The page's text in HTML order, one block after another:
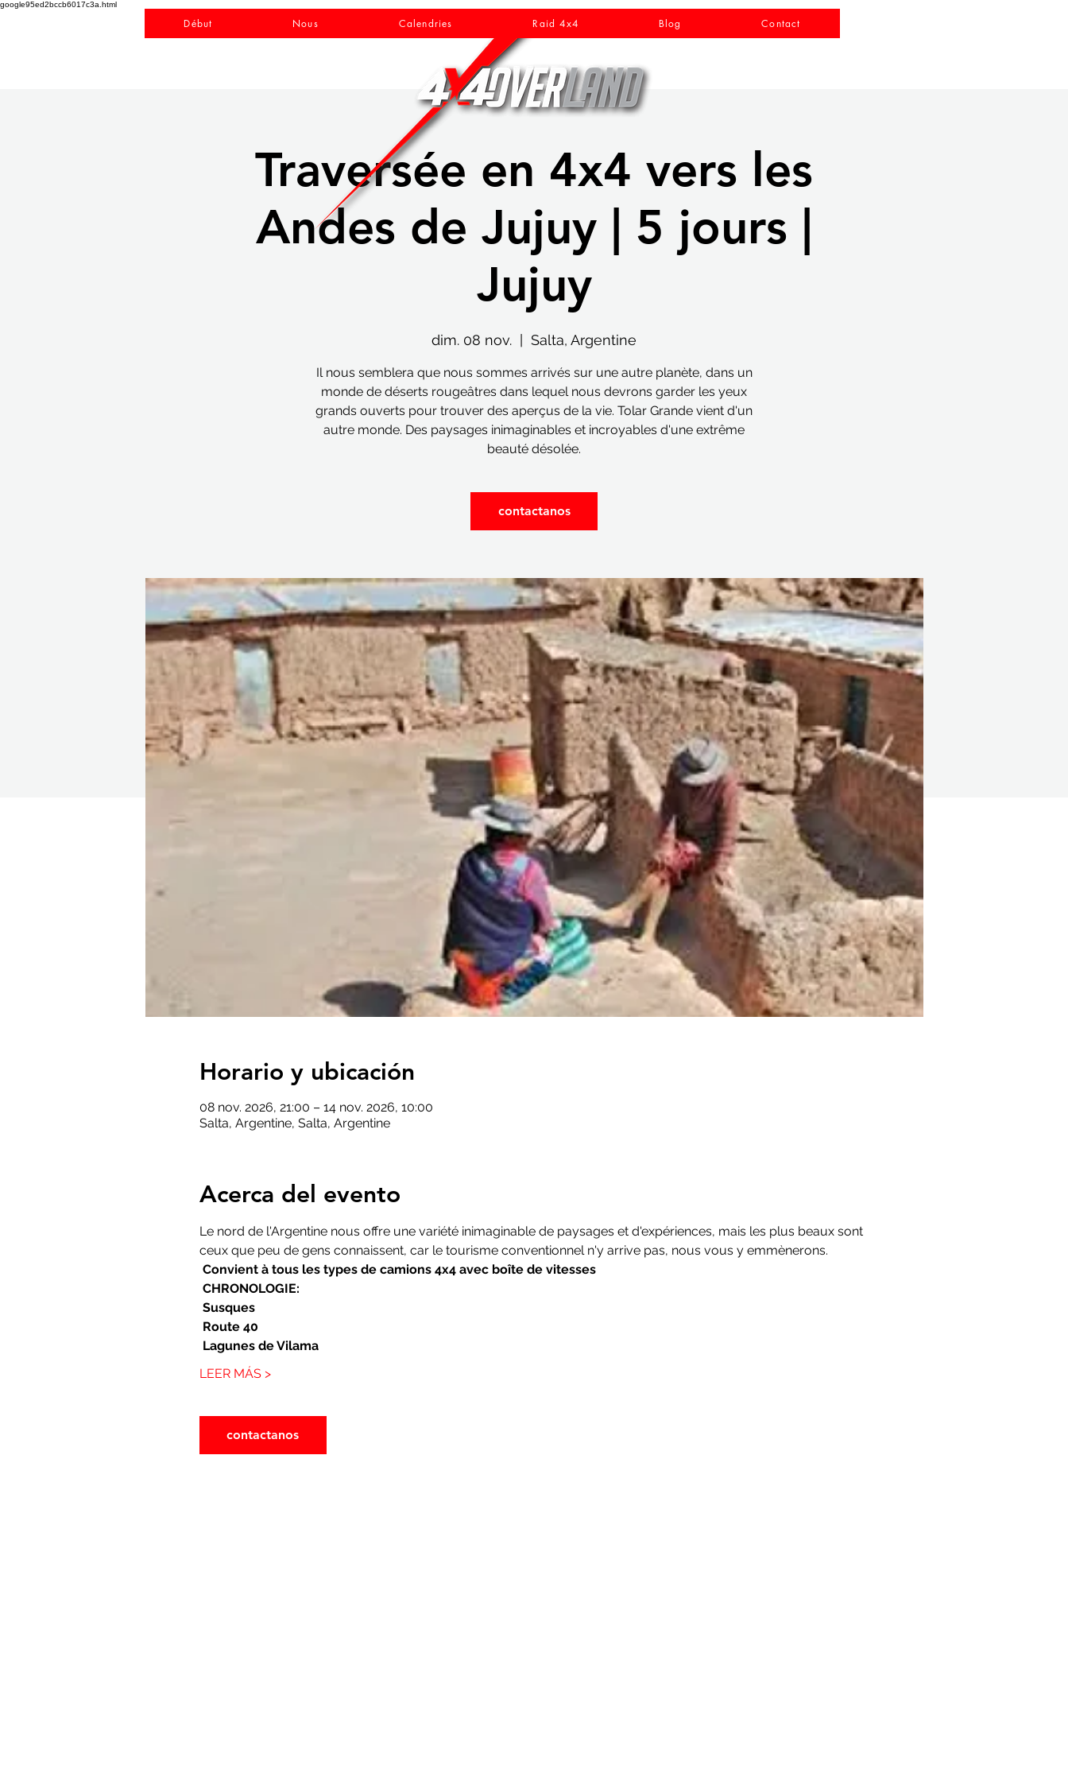
google95ed2bccb6017c3a.html
Début Nous Calendries Raid 4x4 Blog Contact
Traversée en 4x4 vers les
Andes de Jujuy | 5 jours |
Jujuy
dim. 08 nov. Salta, Argentine
Il nous semblera que nous sommes arrivés sur une autre planète, dans un
monde de déserts rougeâtres dans lequel nous devrons garder les yeux
grands ouverts pour trouver des aperçus de la vie. Tolar Grande vient d'un
autre monde. Des paysages inimaginables et incroyables d'une extrême
beauté désolée.
contactanos
Horario y ubicación
08 nov. 2026, 21:00 – 14 nov. 2026, 10:00
Salta, Argentine, Salta, Argentine
Acerca del evento
Le nord de l'Argentine nous offre une variété inimaginable de paysages et d'expériences, mais les plus beaux sont
ceux que peu de gens connaissent, car le tourisme conventionnel n'y arrive pas, nous vous y emmènerons.
Convient à tous les types de camions 4x4 avec boîte de vitesses
CHRONOLOGIE:
Susques
Route 40
Lagunes de Vilama
LEER MÁS >
contactanos